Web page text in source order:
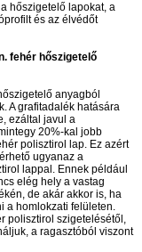
hőszigetelő lapokat, a
és az élvédőt
fehér hőszigetelő
anyagból
A grafitadalék hatására
ezáltal javul a
20%-kal jobb
polisztirol lap. Ez azért
ugyanaz a
lappal. Ennek például
elég hely a vastag
de akár akkor is, ha
a homlokzati felületen.
polisztirol szigetelésétől,
a ragasztóból viszont